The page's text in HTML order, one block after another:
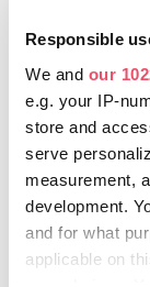
Responsible
We and our
e.g. your IP-
store and
serve
measurement,
development.
and for what
applicable on
VINUL NÉRO
Nero este
culoare
vinului
neegalat:
culoarea